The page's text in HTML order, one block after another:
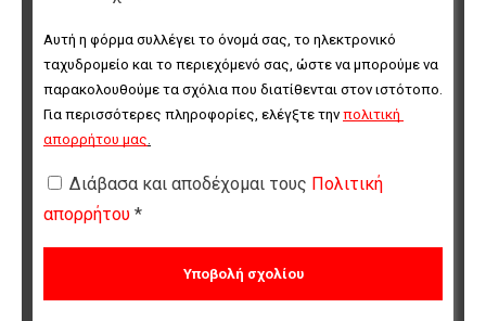
Αυτή η φόρμα συλλέγει το όνομά σας, το ηλεκτρονικό
ταχυδρομείο και το περιεχόμενό σας, ώστε να μπορούμε να
παρακολουθούμε τα σχόλια που διατίθενται στον ιστότοπο.
Για περισσότερες πληροφορίες, ελέγξτε την πολιτική
απορρήτου μας.
Διάβασα και αποδέχομαι τους Πολιτική
απορρήτου *